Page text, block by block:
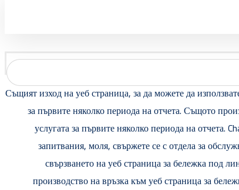
Същият изход на уеб страница, за да можете да
за първите няколко периода на отчета. Същото
услугата за първите няколко периода на отчета.
запитвания, моля, свържете се с отдела за
свързването на уеб страница за бележка под
производство на връзка към уеб страница за